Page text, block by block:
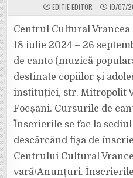
EDITIE EDITOR 10/07/
Centrul Cultural Vrancea
18 iulie 2024 – 26
de canto (muzică
destinate copiilor și
instituției, str. Mitropolit
Focșani. Cursurile de
Înscrierile se fac la
descărcând fișa de
Centrului Cultural
vară/Anunțuri.